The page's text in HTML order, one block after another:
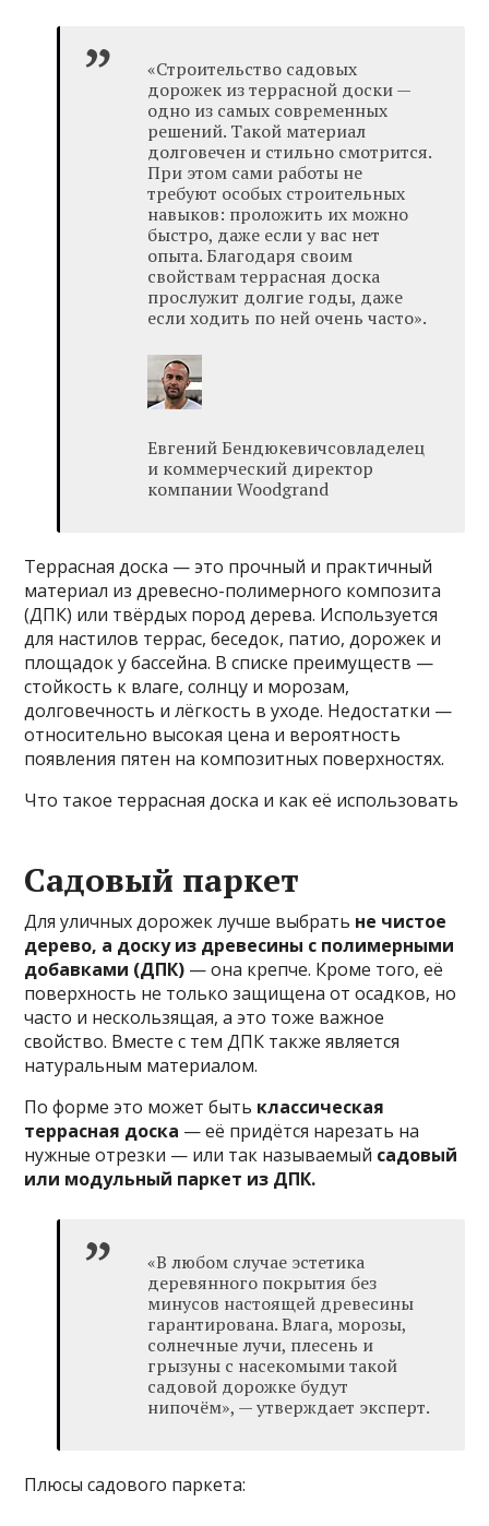
«Строительство садовых
дорожек из террасной доски —
одно из самых современных
решений. Такой материал
долговечен и стильно смотрится.
При этом сами работы не
требуют особых строительных
навыков: проложить их можно
быстро, даже если у вас нет
опыта. Благодаря своим
свойствам террасная доска
прослужит долгие годы, даже
если ходить по ней очень часто».
Евгений Бендюкевичсовладелец
и коммерческий директор
компании Woodgrand
Террасная доска — это прочный и практичный
материал из древесно-полимерного композита
(ДПК) или твёрдых пород дерева. Используется
для настилов террас, беседок, патио, дорожек и
площадок у бассейна. В списке преимуществ —
стойкость к влаге, солнцу и морозам,
долговечность и лёгкость в уходе. Недостатки —
относительно высокая цена и вероятность
появления пятен на композитных поверхностях.
Что такое террасная доска и как её использовать
Садовый паркет
Для уличных дорожек лучше выбрать не чистое
дерево, а доску из древесины с полимерными
добавками (ДПК) — она крепче. Кроме того, её
поверхность не только защищена от осадков, но
часто и нескользящая, а это тоже важное
свойство. Вместе с тем ДПК также является
натуральным материалом.
По форме это может быть классическая
террасная доска — её придётся нарезать на
нужные отрезки — или так называемый садовый
или модульный паркет из ДПК.
«В любом случае эстетика
деревянного покрытия без
минусов настоящей древесины
гарантирована. Влага, морозы,
солнечные лучи, плесень и
грызуны с насекомыми такой
садовой дорожке будут
нипочём», — утверждает эксперт.
Плюсы садового паркета: